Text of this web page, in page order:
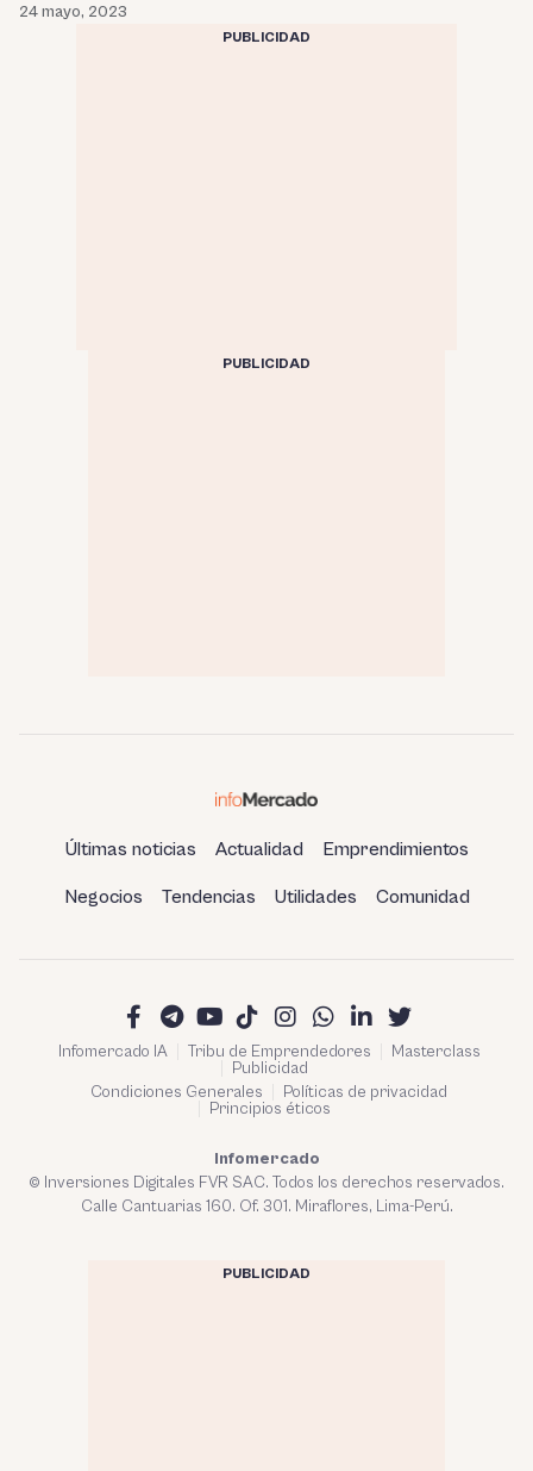
24 mayo, 2023
PUBLICIDAD
PUBLICIDAD
Últimas noticias Actualidad Emprendimientos
Negocios Tendencias Utilidades Comunidad
Infomercado IA Tribu de Emprendedores
Masterclass
Publicidad
Condiciones Generales
Políticas de privacidad
Principios éticos
Infomercado
© Inversiones Digitales FVR SAC. Todos los derechos reservados.
Calle Cantuarias 160. Of. 301. Miraflores, Lima-Perú.
PUBLICIDAD